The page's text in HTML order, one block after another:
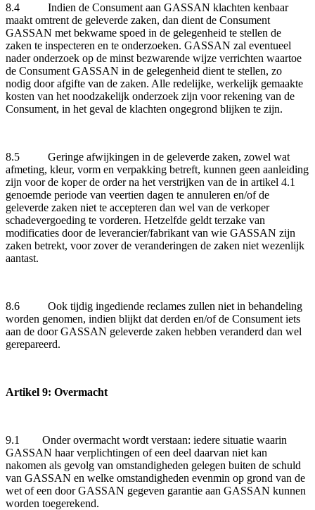
8.4 Indien de Consument aan GASSAN klachten kenbaar
maakt omtrent de geleverde zaken, dan dient de Consument
GASSAN met bekwame spoed in de gelegenheid te stellen de
zaken te inspecteren en te onderzoeken. GASSAN zal eventueel
nader onderzoek op de minst bezwarende wijze verrichten waartoe
de Consument GASSAN in de gelegenheid dient te stellen, zo
nodig door afgifte van de zaken. Alle redelijke, werkelijk gemaakte
kosten van het noodzakelijk onderzoek zijn voor rekening van de
Consument, in het geval de klachten ongegrond blijken te zijn.
8.5 Geringe afwijkingen in de geleverde zaken, zowel wat
afmeting, kleur, vorm en verpakking betreft, kunnen geen aanleiding
zijn voor de koper de order na het verstrijken van de in artikel 4.1
genoemde periode van veertien dagen te annuleren en/of de
geleverde zaken niet te accepteren dan wel van de verkoper
schadevergoeding te vorderen. Hetzelfde geldt terzake van
modificaties door de leverancier/fabrikant van wie GASSAN zijn
zaken betrekt, voor zover de veranderingen de zaken niet wezenlijk
aantast.
8.6 Ook tijdig ingediende reclames zullen niet in behandeling
worden genomen, indien blijkt dat derden en/of de Consument iets
aan de door GASSAN geleverde zaken hebben veranderd dan wel
gerepareerd.
Artikel 9: Overmacht
9.1 Onder overmacht wordt verstaan: iedere situatie waarin
GASSAN haar verplichtingen of een deel daarvan niet kan
nakomen als gevolg van omstandigheden gelegen buiten de schuld
van GASSAN en welke omstandigheden evenmin op grond van de
wet of een door GASSAN gegeven garantie aan GASSAN kunnen
worden toegerekend.